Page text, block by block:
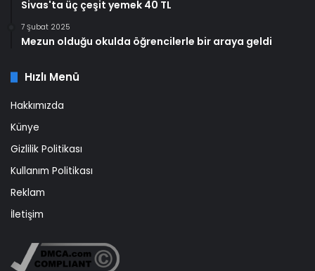
Sivas'ta üç çeşit yemek 40 TL
7 Şubat 2025
Mezun olduğu okulda öğrencilerle bir araya geldi
Hızlı Menü
Hakkımızda
Künye
Gizlilik Politikası
Kullanım Politikası
Reklam
İletişim